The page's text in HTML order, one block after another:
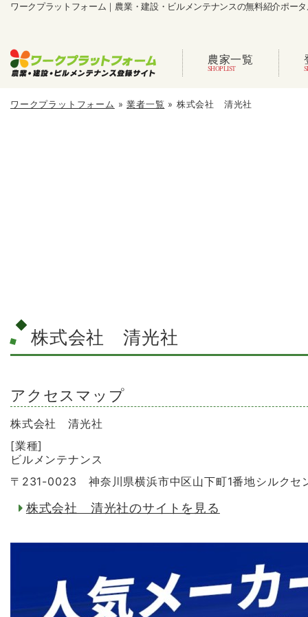
ワークプラットフォーム｜農業・建設・ビルメンテナンスの無料紹介ポー
農家一覧
ワークプラットフォーム »業者一覧 » 株式会社 清光社
株式会社 清光社
アクセスマップ
株式会社 清光社
[業種]
ビルメンテナンス
〒231-0023 神奈川県横浜市中区山下町1番地シルクセ
株式会社 清光社のサイトを見る